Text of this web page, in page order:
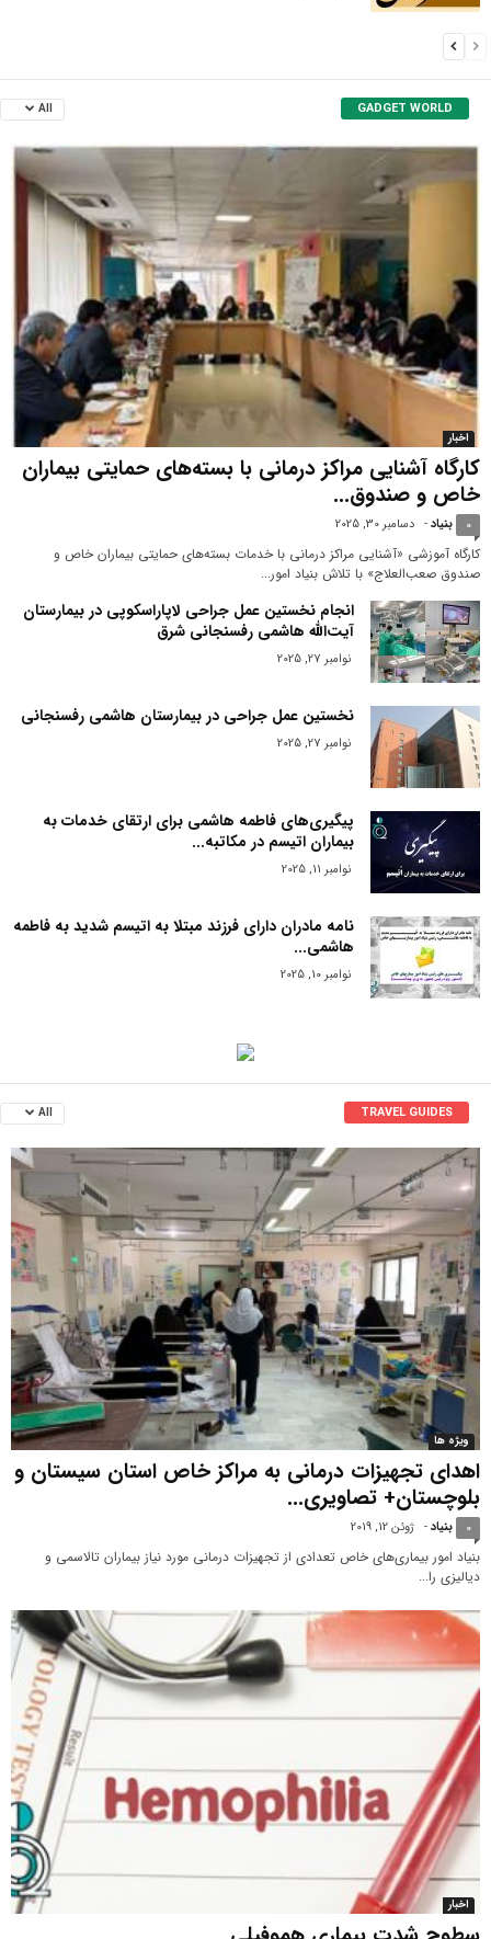
GADGET WORLD
All
اخبار
کارگاه آشنایی مراکز درمانی با بسته‌های حمایتی بیماران
خاص و صندوق...
بنیاد- دسامبر 30, 2025 0
کارگاه آموزشی «آشنایی مراکز درمانی با خدمات بسته‌های حمایتی بیماران خاص و
صندوق صعب‌العلاج» با تلاش بنیاد امور...
انجام نخستین عمل جراحی لاپاراسکوپی در بیمارستان
آیت‌الله هاشمی رفسنجانی شرق
نوامبر 27, 2025
نخستین عمل جراحی در بیمارستان هاشمی رفسنجانی
نوامبر 27, 2025
پیگیری‌های فاطمه هاشمی برای ارتقای خدمات به
بیماران اتیسم در مکاتبه...
نوامبر 11, 2025
نامه مادران دارای فرزند مبتلا به اتیسم شدید به فاطمه
هاشمی...
نوامبر 10, 2025
TRAVEL GUIDES
All
ویژه ها
اهدای تجهیزات درمانی به مراکز خاص استان سیستان و
بلوچستان+ تصاویری...
بنیاد- ژوئن 12, 2019 0
بنیاد امور بیماری‌های خاص تعدادی از تجهیزات درمانی مورد نیاز بیماران تالاسمی و
دیالیزی را...
اخبار